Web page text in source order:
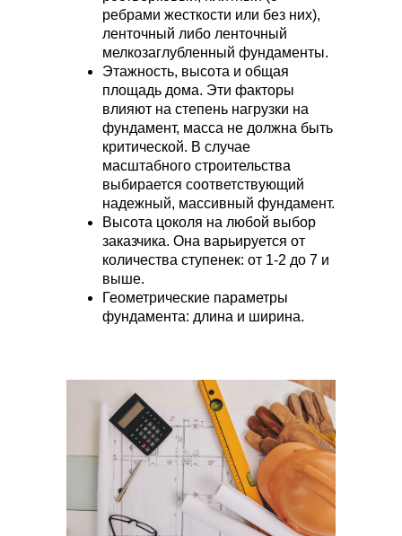
ребрами жесткости или без них),
ленточный либо ленточный
мелкозаглубленный фундаменты.
Этажность, высота и общая
площадь дома. Эти факторы
влияют на степень нагрузки на
фундамент, масса не должна быть
критической. В случае
масштабного строительства
выбирается соответствующий
надежный, массивный фундамент.
Высота цоколя на любой выбор
заказчика. Она варьируется от
количества ступенек: от 1-2 до 7 и
выше.
Геометрические параметры
фундамента: длина и ширина.